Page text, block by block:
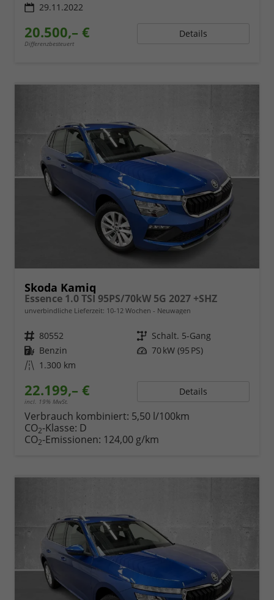
29.11.2022
20.500,– €
Differenzbesteuert
Details
Skoda Kamiq
Essence 1.0 TSI 95PS/70kW 5G 2027 +SHZ
unverbindliche Lieferzeit: 10-12 Wochen Neuwagen
Fahrzeugnr. 80552 Getriebe Schalt. 5-Gang
Kraftstoff Benzin Leistung 70 kW (95 PS)
Kilometerstand 1.300 km
22.199,– €
incl. 19% MwSt.
Details
Verbrauch kombiniert: 5,50 l/100km
CO2-Klasse: D
CO2-Emissionen: 124,00 g/km